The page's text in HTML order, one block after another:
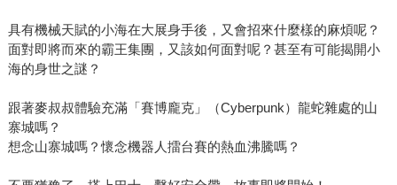
具有機械天賦的小海在大展身手後，又會招來什麼樣的麻煩呢？
面對即將而來的霸王集團，又該如何面對呢？甚至有可能揭開小
海的身世之謎？
跟著麥叔叔體驗充滿「賽博龐克」（Cyberpunk）龍蛇雜處的山
寨城嗎？
想念山寨城嗎？懷念機器人擂台賽的熱血沸騰嗎？